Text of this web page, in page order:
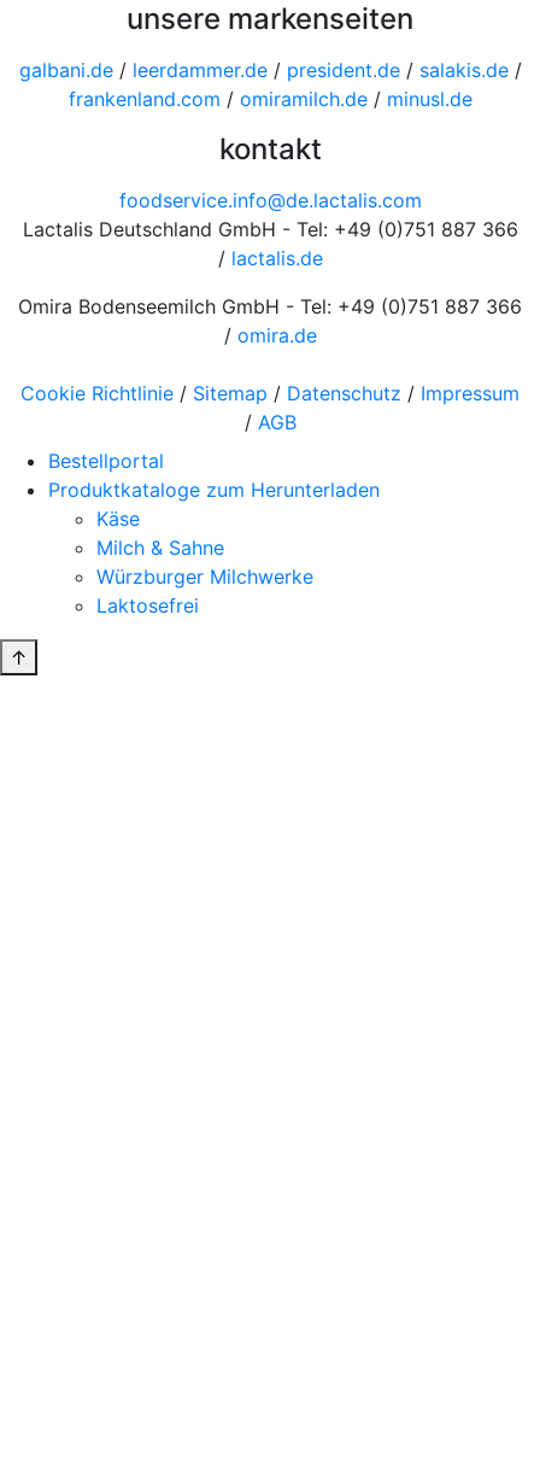
unsere markenseiten
galbani.de/ leerdammer.de/ president.de/ salakis.de/
frankenland.com / omiramilch.de/ minusl.de
kontakt
foodservice.info@de.lactalis.com
Lactalis Deutschland GmbH - Tel: +49 (0)751 887 366
/ lactalis.de
Omira Bodenseemilch GmbH - Tel: +49 (0)751 887 366
/ omira.de
Cookie Richtlinie / Sitemap / Datenschutz / Impressum
/ AGB
Bestellportal
Produktkataloge zum Herunterladen
Käse
Milch & Sahne
Würzburger Milchwerke
Laktosefrei
↑